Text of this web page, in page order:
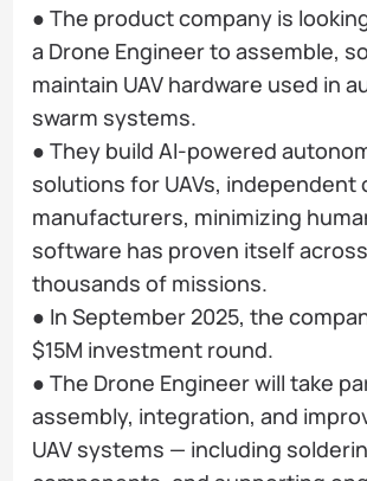
● The product company is
a Drone Engineer to assemble,
maintain UAV hardware used in
swarm systems.
● They build AI-powered
solutions for UAVs, independent
manufacturers, minimizing
software has proven itself
thousands of missions.
● In September 2025, the
$15M investment round.
● The Drone Engineer will take
assembly, integration, and
UAV systems — including